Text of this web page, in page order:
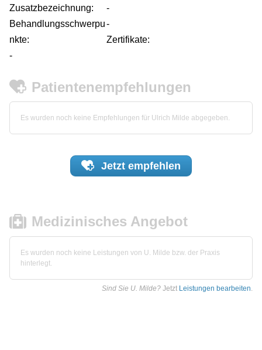
Zusatzbezeichnung:
-
Behandlungsschwerpu
nkte:
-
Zertifikate:
-
Patientenempfehlungen
Es wurden noch keine Empfehlungen für Ulrich Milde abgegeben.
Jetzt empfehlen
Medizinisches Angebot
Es wurden noch keine Leistungen von U. Milde bzw. der Praxis
hinterlegt.
Sind Sie U. Milde? Jetzt Leistungen bearbeiten.